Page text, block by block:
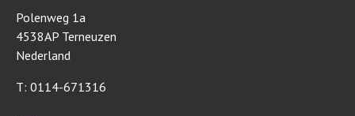
Polenweg 1a
4538AP Terneuzen
Nederland
T: 0114-671316